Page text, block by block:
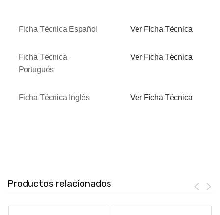
Ficha Técnica Español Ver Ficha Técnica
Ficha Técnica
Portugués
Ver Ficha Técnica
Ficha Técnica Inglés Ver Ficha Técnica
Productos relacionados